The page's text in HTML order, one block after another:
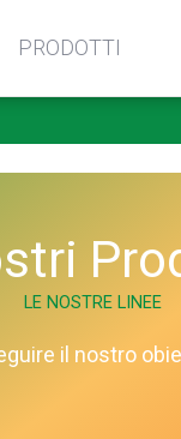
PRODOTTI
LE NOSTRE LINEE
il nostro